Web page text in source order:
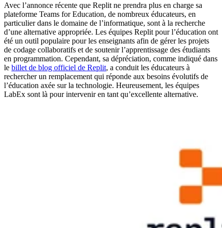
Avec l’annonce récente que Replit ne prendra plus en charge sa
plateforme Teams for Education, de nombreux éducateurs, en
particulier dans le domaine de l’informatique, sont à la recherche
d’une alternative appropriée. Les équipes Replit pour l’éducation ont
été un outil populaire pour les enseignants afin de gérer les projets
de codage collaboratifs et de soutenir l’apprentissage des étudiants
en programmation. Cependant, sa dépréciation, comme indiqué dans
le billet de blog officiel de Replit, a conduit les éducateurs à
rechercher un remplacement qui réponde aux besoins évolutifs de
l’éducation axée sur la technologie. Heureusement, les équipes
LabEx sont là pour intervenir en tant qu’excellente alternative.